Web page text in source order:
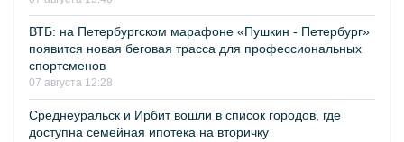
ВТБ: на Петербургском марафоне «Пушкин - Петербург»
появится новая беговая трасса для профессиональных
спортсменов
07 августа 12:28
Среднеуральск и Ирбит вошли в список городов, где
доступна семейная ипотека на вторичку